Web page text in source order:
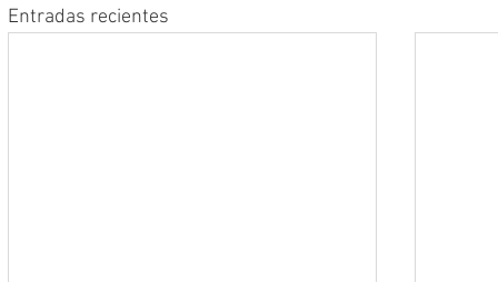
Entradas recientes